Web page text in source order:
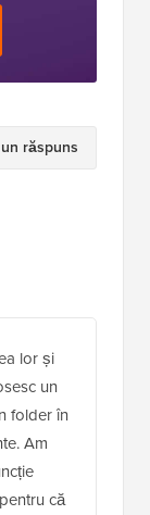
răspuns
lor și
un
folder în
Am
că